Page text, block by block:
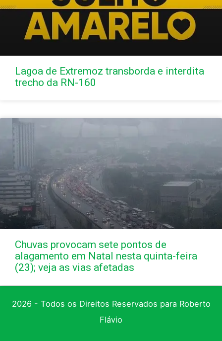
Lagoa de Extremoz transborda e interdita
trecho da RN-160
Chuvas provocam sete pontos de
alagamento em Natal nesta quinta-feira
(23); veja as vias afetadas
2026 - Todos os Direitos Reservados para Roberto
Flávio